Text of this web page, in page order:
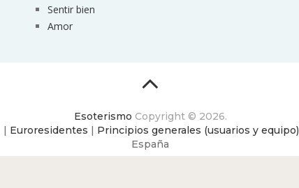
Sentir bien
Amor
Esoterismo Copyright © 2026.
| Euroresidentes | Principios generales (usuarios y equipo)
España